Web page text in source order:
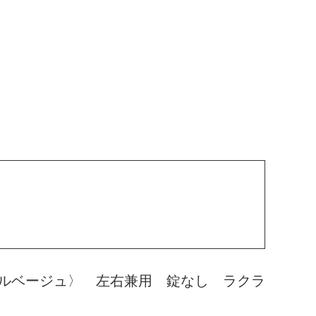
ベージュ〉 左右兼用 錠なし ラクラ